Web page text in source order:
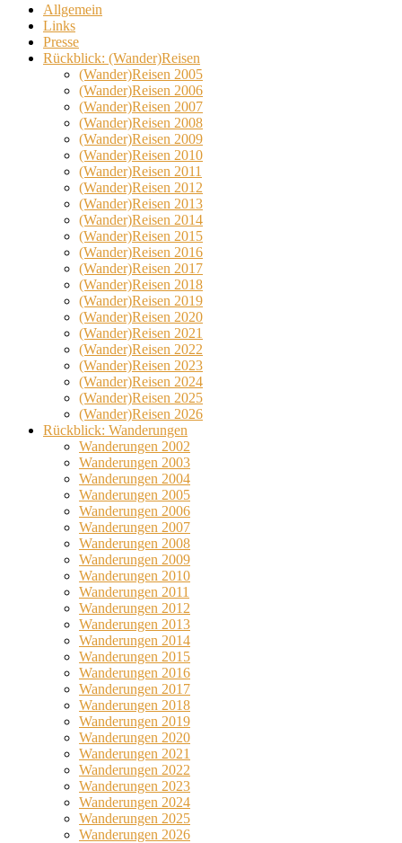
Allgemein
Links
Presse
Rückblick: (Wander)Reisen
(Wander)Reisen 2005
(Wander)Reisen 2006
(Wander)Reisen 2007
(Wander)Reisen 2008
(Wander)Reisen 2009
(Wander)Reisen 2010
(Wander)Reisen 2011
(Wander)Reisen 2012
(Wander)Reisen 2013
(Wander)Reisen 2014
(Wander)Reisen 2015
(Wander)Reisen 2016
(Wander)Reisen 2017
(Wander)Reisen 2018
(Wander)Reisen 2019
(Wander)Reisen 2020
(Wander)Reisen 2021
(Wander)Reisen 2022
(Wander)Reisen 2023
(Wander)Reisen 2024
(Wander)Reisen 2025
(Wander)Reisen 2026
Rückblick: Wanderungen
Wanderungen 2002
Wanderungen 2003
Wanderungen 2004
Wanderungen 2005
Wanderungen 2006
Wanderungen 2007
Wanderungen 2008
Wanderungen 2009
Wanderungen 2010
Wanderungen 2011
Wanderungen 2012
Wanderungen 2013
Wanderungen 2014
Wanderungen 2015
Wanderungen 2016
Wanderungen 2017
Wanderungen 2018
Wanderungen 2019
Wanderungen 2020
Wanderungen 2021
Wanderungen 2022
Wanderungen 2023
Wanderungen 2024
Wanderungen 2025
Wanderungen 2026